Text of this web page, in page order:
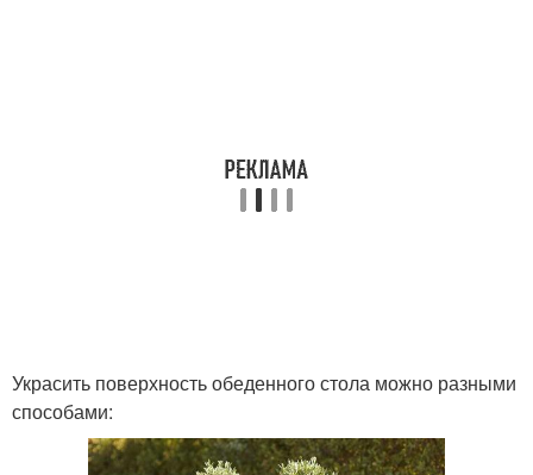
Украсить поверхность обеденного стола можно разными
способами: